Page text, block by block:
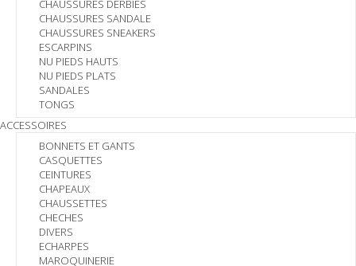
CHAUSSURES DERBIES
CHAUSSURES SANDALE
CHAUSSURES SNEAKERS
ESCARPINS
NU PIEDS HAUTS
NU PIEDS PLATS
SANDALES
TONGS
ACCESSOIRES
BONNETS ET GANTS
CASQUETTES
CEINTURES
CHAPEAUX
CHAUSSETTES
CHECHES
DIVERS
ECHARPES
MAROQUINERIE